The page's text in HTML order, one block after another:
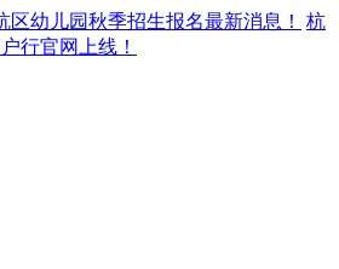
区幼儿园秋季招生报名最新消息！
杭
行官网上线！